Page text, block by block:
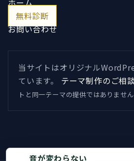
無料診断
お問い合わせ
当サイトはオリジナル
ています。
テーマ制作のご相
トと同一テーマの提供ではありません
音が変わらない